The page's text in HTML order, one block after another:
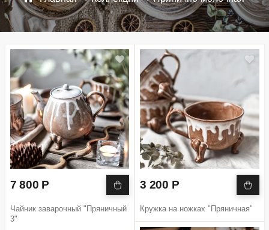
7 800 Р
Чайник заварочный "Пряничный
3"
3 200 Р
Кружка на ножках "Пряничная"